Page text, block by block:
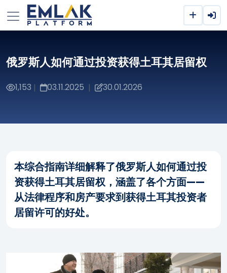
俄罗斯人如何通过投资获得土耳其居留权
1,153 | 03.11.2025 | 30.01.2026
本综合指南详细解释了俄罗斯人如何通过投
资获得土耳其居留权，涵盖了各个方面——
从法律程序和房产要求到获得土耳其投资者
居留许可的好处。